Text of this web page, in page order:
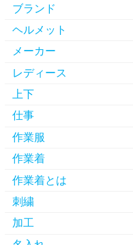
ブランド
ヘルメット
メーカー
レディース
上下
仕事
作業服
作業着
作業着とは
刺繍
加工